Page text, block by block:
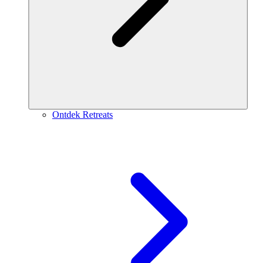
Ontdek Retreats